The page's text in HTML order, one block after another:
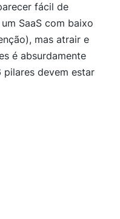
fácil de
SaaS com baixo
mas atrair e
é absurdamente
devem estar